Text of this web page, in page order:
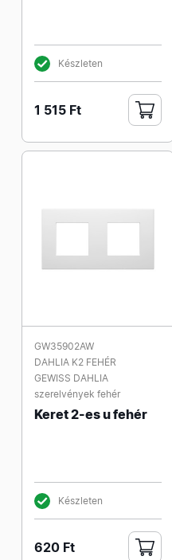
Készleten
1 515 Ft
GW35902AW
DAHLIA K2 FEHÉR
GEWISS DAHLIA
szerelvények fehér
Keret 2-es u fehér
Készleten
620 Ft